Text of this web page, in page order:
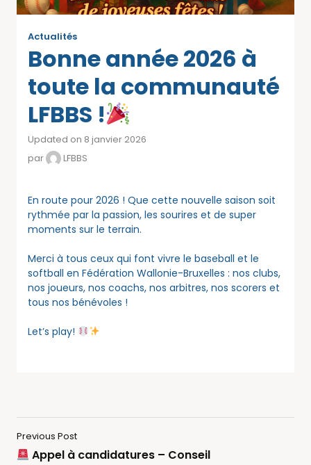
Actualités
Bonne année 2026 à
toute la communauté
LFBBS !
Updated on 8 janvier 2026
par
LFBBS
En route pour 2026 ! Que cette nouvelle saison soit
rythmée par la passion, les sourires et de super
moments sur le terrain.
Merci à tous ceux qui font vivre le baseball et le
softball en Fédération Wallonie-Bruxelles : nos clubs,
nos joueurs, nos coachs, nos arbitres, nos scorers et
tous nos bénévoles !
Let’s play!
Previous Post
Appel à candidatures – Conseil